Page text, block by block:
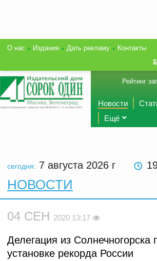
О нас Издания Дать рекламу
Контакты
Рейтинг
Новости
Ещё
сегодня: 7 августа 2026 г
НОВОСТИ
04 СЕН 2020 13:17
Делегация из Солнечногорска
установке рекорда России